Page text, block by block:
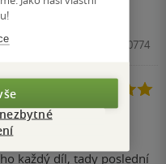
není složitý a zaručeně
Drobek, 2023, 9788027720774
každý díl, tady poslední